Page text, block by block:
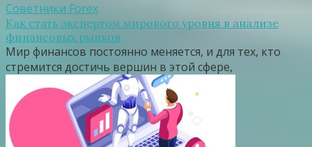
Советники Forex
Как стать экспертом мирового уровня в анализе
финансовых рынков
Мир финансов постоянно меняется, и для тех, кто
стремится достичь вершин в этой сфере,